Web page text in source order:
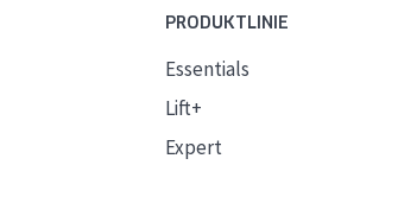
PRODUKTLINIE
Essentials
Lift+
Expert